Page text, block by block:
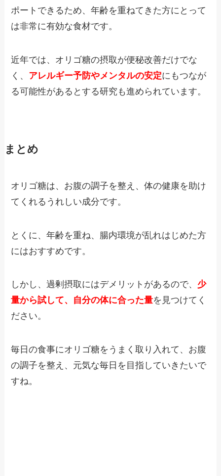
ポートできるため、年齢を重ねてきた方にとって
は非常に有効な食材です。
近年では、オリゴ糖の摂取が便秘改善だけでな
く、 アレルギー予防やメンタルの安定にもつなが
る可能性があるとする研究も進められています。
まとめ
オリゴ糖は、お腹の調子を整え、体の健康を助け
てくれるうれしい成分です。
とくに、年齢を重ね、腸内環境が乱れはじめた方
にはおすすめです。
しかし、過剰摂取にはデメリットがあるので、 少
量から試して、自分の体に合った量を見つけてく
ださい。
毎日の食事にオリゴ糖をうまく取り入れて、お腹
の調子を整え、元気な毎日を目指していきたいで
すね。